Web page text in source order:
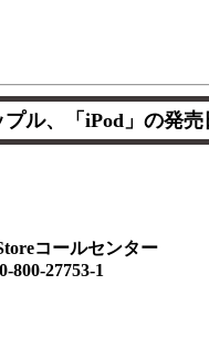
プル、「iPod」の発
コールセンター
27753-1